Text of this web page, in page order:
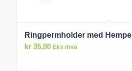
Ringpermholder med Hempe
kr35,00 Eks mva